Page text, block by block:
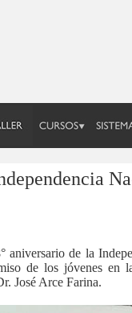
aniversario de la
de los jóvenes en
José Arce Farina.